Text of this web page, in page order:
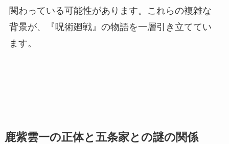
関わっている可能性があります。これらの複雑な
背景が、『呪術廻戦』の物語を一層引き立ててい
ます。
鹿紫雲一の正体と五条家との謎の関係